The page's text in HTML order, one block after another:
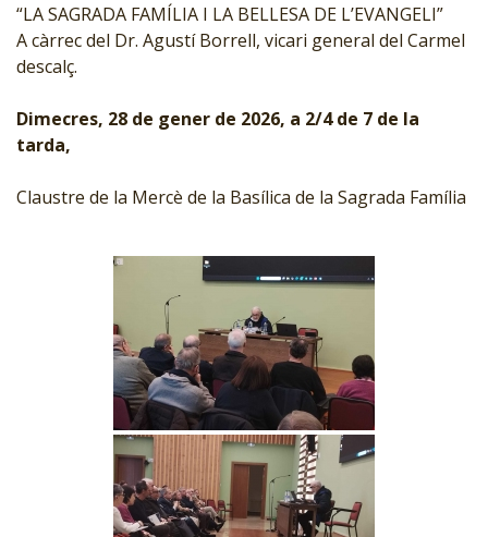
“LA SAGRADA FAMÍLIA I LA BELLESA DE L’EVANGELI”
A càrrec del Dr. Agustí Borrell, vicari general del Carmel
descalç.
Dimecres, 28 de gener de 2026, a 2/4 de 7 de la
tarda,
Claustre de la Mercè de la Basílica de la Sagrada Família